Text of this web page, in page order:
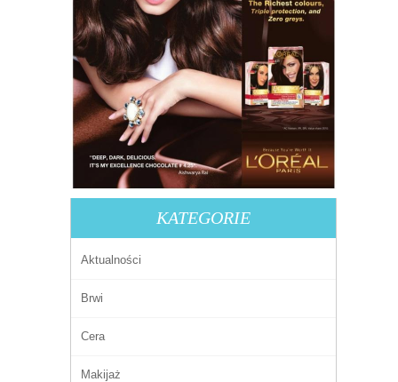
KATEGORIE
Aktualności
Brwi
Cera
Makijaż